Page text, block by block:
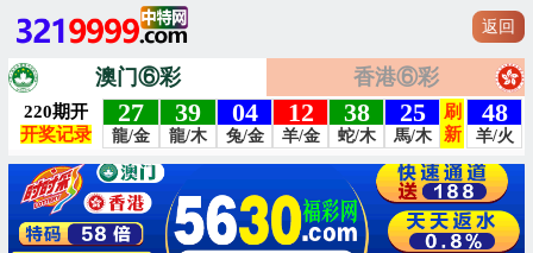
返回
澳门⑥彩 香港⑥彩